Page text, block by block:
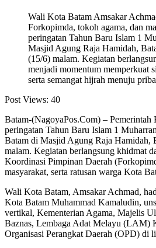
Wali Kota Batam Amsakar
Forkopimda, tokoh agama, dan
peringatan Tahun Baru Islam 1
Masjid Agung Raja Hamidah,
(15/6) malam. Kegiatan
menjadi momentum memperkuat
serta semangat hijrah menuju
Post Views: 40
Batam-(NagoyaPos.Com) – Pemerintah
peringatan Tahun Baru Islam 1
Batam di Masjid Agung Raja Hamidah,
malam. Kegiatan berlangsung khidmat
Koordinasi Pimpinan Daerah
masyarakat, serta ratusan warga Kota
Wali Kota Batam, Amsakar Achmad,
Kota Batam Muhammad Kamaludin,
vertikal, Kementerian Agama, Majelis
Baznas, Lembaga Adat Melayu (LAM)
Organisasi Perangkat Daerah (OPD) di